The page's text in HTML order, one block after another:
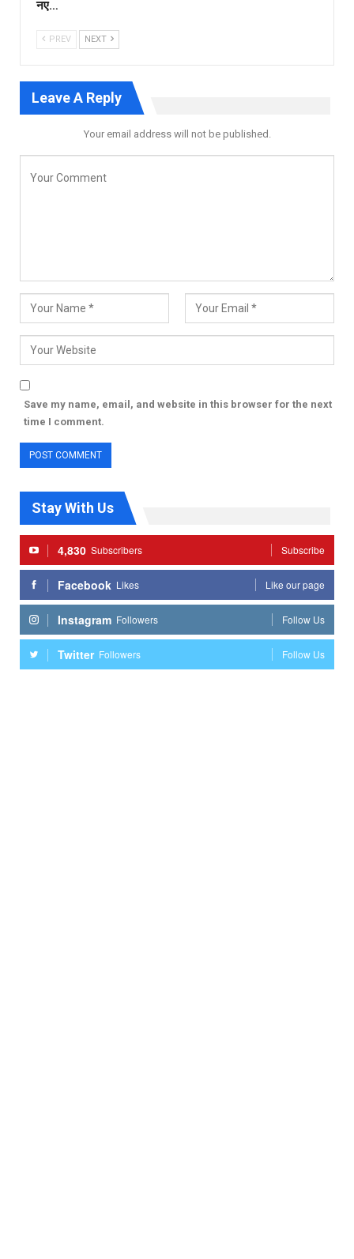
नए…
PREV NEXT
Leave A Reply
Your email address will not be published.
Save my name, email, and website in this browser for the next
time I comment.
Stay With Us
4,830 Subscribers Subscribe
Facebook Likes Like our page
Instagram Followers Follow Us
Twitter Followers Follow Us